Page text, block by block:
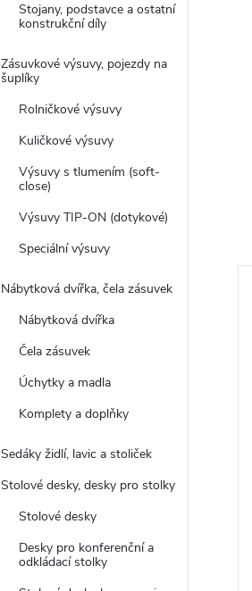
Stojany, podstavce a ostatní
konstrukční díly
Zásuvkové výsuvy, pojezdy na
šuplíky
Rolničkové výsuvy
Kuličkové výsuvy
Výsuvy s tlumením (soft-
close)
Výsuvy TIP-ON (dotykové)
Speciální výsuvy
Nábytková dvířka, čela zásuvek
Nábytková dvířka
Čela zásuvek
Úchytky a madla
Komplety a doplňky
Sedáky židlí, lavic a stoliček
Stolové desky, desky pro stolky
Stolové desky
Desky pro konferenční a
odkládací stolky